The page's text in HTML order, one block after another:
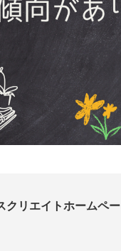
クリエイトホームペ